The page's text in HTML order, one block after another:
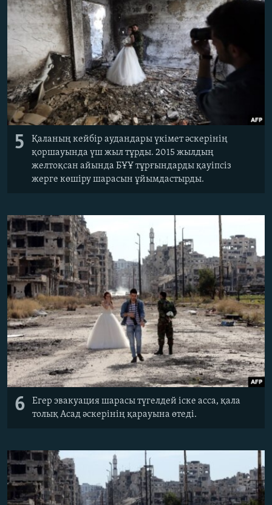
5
Қаланың кейбір аудандары үкімет әскерінің
қоршауында үш жыл тұрды. 2015 жылдың
желтоқсан айында БҰҰ тұрғындарды қауіпсіз
жерге көшіру шарасын ұйымдастырды.
6
Егер эвакуация шарасы түгелдей іске асса, қала
толық Асад әскерінің қарауына өтеді.